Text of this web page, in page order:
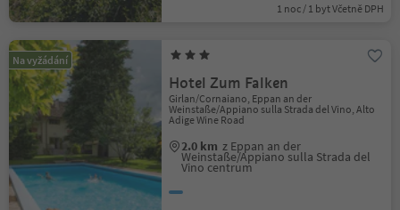
1 noc / 1 byt Včetně DPH
Na vyžádání
Hotel Zum Falken
Girlan/Cornaiano, Eppan an der
Weinstaße/Appiano sulla Strada del Vino, Alto
Adige Wine Road
2.0 km z Eppan an der
Weinstaße/Appiano sulla Strada del
Vino centrum